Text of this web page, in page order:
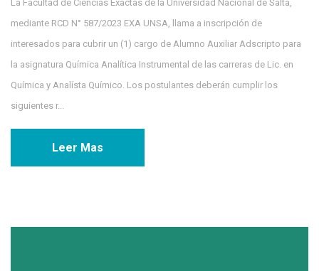
La Facultad de Ciencias Exactas de la Universidad Nacional de Salta,
mediante RCD N° 587/2023 EXA UNSA, llama a inscripción de
interesados para cubrir un (1) cargo de Alumno Auxiliar Adscripto para
la asignatura Química Analítica Instrumental de las carreras de Lic. en
Química y Analísta Químico. Los postulantes deberán cumplir los
siguientes r...
Leer Mas